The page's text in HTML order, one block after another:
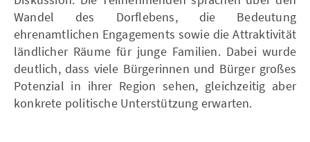
Wandel des Dorflebens, die Bedeutung
ehrenamtlichen Engagements sowie die Attraktivität
ländlicher Räume für junge Familien. Dabei wurde
deutlich, dass viele Bürgerinnen und Bürger großes
Potenzial in ihrer Region sehen, gleichzeitig aber
konkrete politische Unterstützung erwarten.